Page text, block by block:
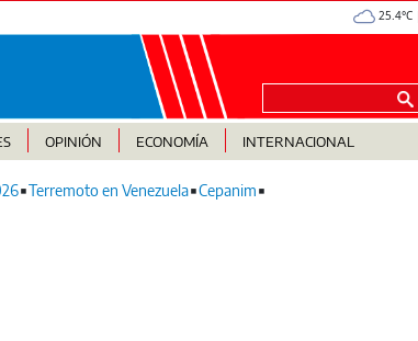
25.4°C
OPINIÓN ECONOMÍA INTERNACIONAL
Terremoto en Venezuela Cepanim